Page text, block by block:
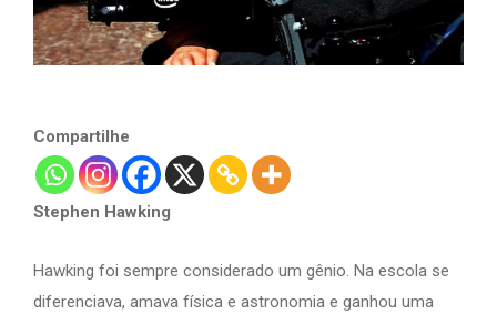
Compartilhe
Stephen Hawking
Hawking foi sempre considerado um gênio. Na escola se
diferenciava, amava física e astronomia e ganhou uma